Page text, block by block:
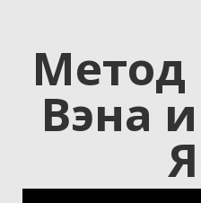
Метод
Вэна